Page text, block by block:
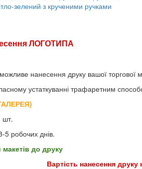
зелений з крученими ручками
ЛОГОТИПА
нанесення друку вашої
устаткуванні трафаретним
шт.
5 робочих днів.
до друку
Вартість нанесення друку